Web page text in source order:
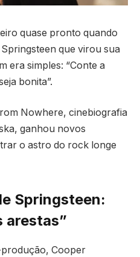
quase pronto quando
que virou sua
era simples: “Conte a
bonita”.
Nowhere, cinebiografia
ganhou novos
o astro do rock longe
Springsteen:
arestas”
Cooper